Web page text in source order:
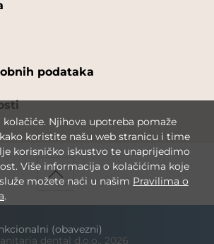
podataka
dental d.o.o., 2026
Njihova upotreba pomaže
koristite našu web stranicu i time
korisničko iskustvo te unaprijedimo
Više informacija o kolačićima koje
možete naći u našim Pravilima o
.
(obavezni)